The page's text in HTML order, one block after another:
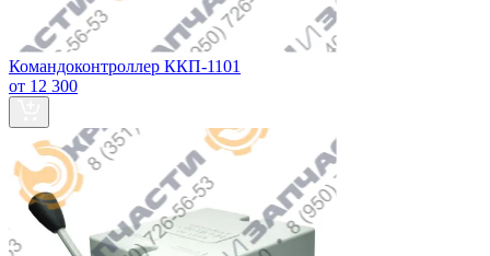
Командоконтроллер ККП-1101
от 12 300